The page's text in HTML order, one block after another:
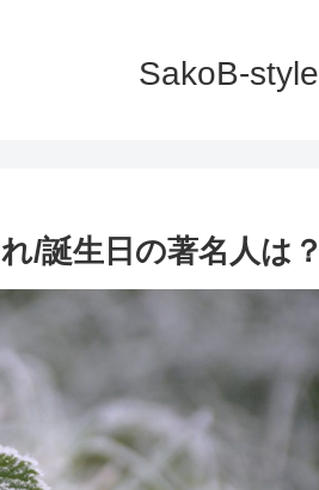
SakoB-style
/誕生日の著名人は？